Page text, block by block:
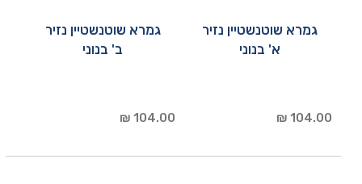
גמרא שוטנשטיין נזיר
א' בנוני
104.00 ₪
גמרא שוטנשטיין נזיר
ב' בנוני
104.00 ₪